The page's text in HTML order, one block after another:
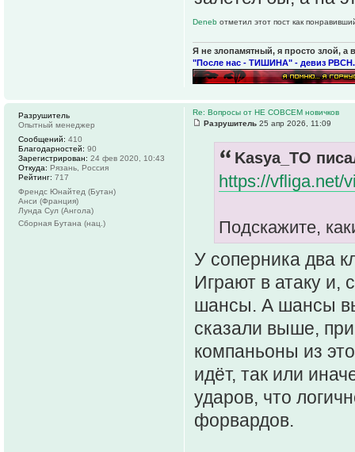
Deneb отметил этот пост как
Я не злопамятный, я просто злой, а
"После нас - ТИШИНА" - девиз РВСН.
Re: Вопросы от НЕ СОВСЕМ новичков
Разрушитель 25 апр 2026, 11:09
Kasya_TO
https://vfliga.net/
Подскажите,
У соперника два
Играют в атаку и,
шансы. А шансы
сказали выше,
компаньоны из
идёт, так или
ударов, что
форвардов.
Разрушитель
Опытный менеджер
Сообщений: 410
Благодарностей: 90
Зарегистрирован: 24 фев 2020, 10:43
Откуда: Рязань, Россия
Рейтинг: 717
Френдс Юнайтед (Бутан)
Анси (Франция)
Лунда Сул (Ангола)
Сборная Бутана (нац.)